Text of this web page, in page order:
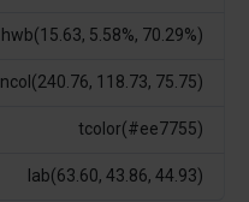
hwb(15.63, 5.58%, 70.29%)
ncol(240.76, 118.73, 75.75)
tcolor(#ee7755)
lab(63.60, 43.86, 44.93)